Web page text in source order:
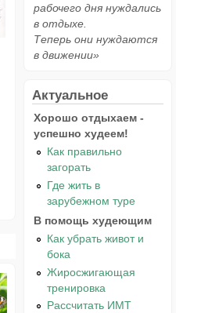
рабочего дня нуждались
в отдыхе.
Теперь они нуждаются
в движении»
Актуальное
Хорошо отдыхаем -
успешно худеем!
Как правильно
загорать
Где жить в
зарубежном туре
В помощь худеющим
Как убрать живот и
бока
Жиросжигающая
тренировка
Рассчитать ИМТ